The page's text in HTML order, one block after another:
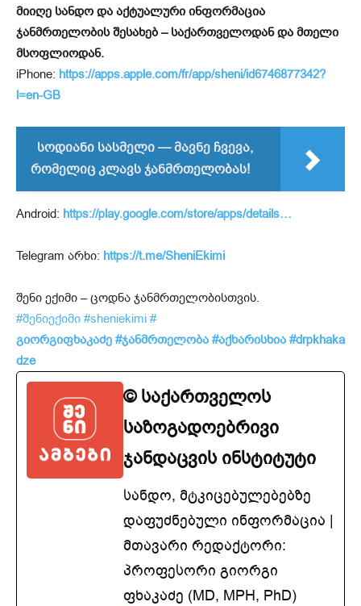
მიიღე სანდო და აქტუალური ინფორმაცია
ჯანმრთელობის შესახებ – საქართველოდან და მთელი
მსოფლიოდან.
iPhone: https://apps.apple.com/fr/app/sheni/id6746877342?
l=en-GB
სოდიანი სასმელი — მავნე ჩვევა,
რომელიც კლავს ჯანმრთელობას!
Android: https://play.google.com/store/apps/details…
Telegram არხი: https://t.me/SheniEkimi
შენი ექიმი – ცოდნა ჯანმრთელობისთვის.
#შენიექიმი #sheniekimi #
გიორგიფხაკაძე #ჯანმრთელობა #აქხარისხია #drpkhaka
dze
© საქართველოს
საზოგადოებრივი
ჯანდაცვის ინსტიტუტი
სანდო, მტკიცებულებებზე
დაფუძნებული ინფორმაცია |
მთავარი რედაქტორი:
პროფესორი გიორგი
ფხაკაძე (MD, MPH, PhD)